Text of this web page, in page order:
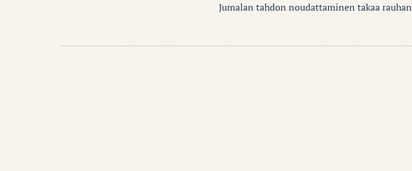
Jumalan tahdon noudattaminen takaa rauhan